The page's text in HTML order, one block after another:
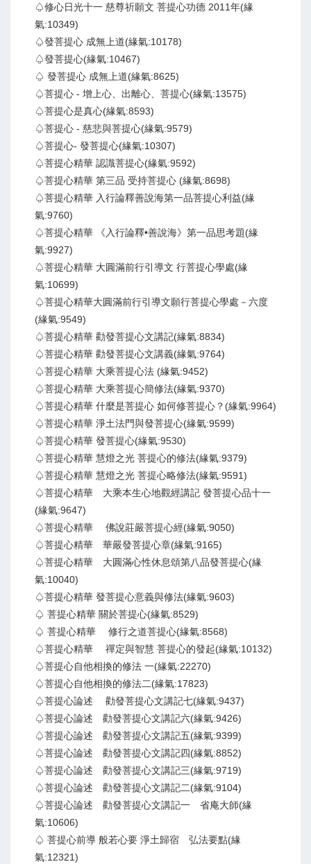
♤修心日光十一 慈尊祈願文 菩提心功德 2011年(緣
氣:10349)
♤發菩提心 成無上道(緣氣:10178)
♤發菩提心(緣氣:10467)
♤ 發菩提心 成無上道(緣氣:8625)
♤菩提心 - 增上心、出離心、菩提心(緣氣:13575)
♤菩提心是真心(緣氣:8593)
♤菩提心 - 慈悲與菩提心(緣氣:9579)
♤菩提心- 發菩提心(緣氣:10307)
♤菩提心精華 認識菩提心(緣氣:9592)
♤菩提心精華 第三品 受持菩提心 (緣氣:8698)
♤菩提心精華 入行論釋善說海第一品菩提心利益(緣
氣:9760)
♤菩提心精華 《入行論釋•善說海》第一品思考題(緣
氣:9927)
♤菩提心精華 大圓滿前行引導文 行菩提心學處(緣
氣:10699)
♤菩提心精華大圓滿前行引導文願行菩提心學處－六度
(緣氣:9549)
♤菩提心精華 勸發菩提心文講記(緣氣:8834)
♤菩提心精華 勸發菩提心文講義(緣氣:9764)
♤菩提心精華 大乘菩提心法 (緣氣:9452)
♤菩提心精華 大乘菩提心簡修法(緣氣:9370)
♤菩提心精華 什麼是菩提心 如何修菩提心？(緣氣:9964)
♤菩提心精華 淨土法門與發菩提心(緣氣:9599)
♤菩提心精華 發菩提心(緣氣:9530)
♤菩提心精華 慧燈之光 菩提心的修法(緣氣:9379)
♤菩提心精華 慧燈之光 菩提心略修法(緣氣:9591)
♤菩提心精華 大乘本生心地觀經講記 發菩提心品十一
(緣氣:9647)
♤菩提心精華 佛說莊嚴菩提心經(緣氣:9050)
♤菩提心精華 華嚴發菩提心章(緣氣:9165)
♤菩提心精華 大圓滿心性休息頌第八品發菩提心(緣
氣:10040)
♤菩提心精華 發菩提心意義與修法(緣氣:9603)
♤ 菩提心精華 關於菩提心(緣氣:8529)
♤ 菩提心精華 修行之道菩提心(緣氣:8568)
♤菩提心精華 禪定與智慧 菩提心的發起(緣氣:10132)
♤菩提心自他相換的修法 一(緣氣:22270)
♤菩提心自他相換的修法二(緣氣:17823)
♤菩提心論述 勸發菩提心文講記七(緣氣:9437)
♤菩提心論述 勸發菩提心文講記六(緣氣:9426)
♤菩提心論述 勸發菩提心文講記五(緣氣:9399)
♤菩提心論述 勸發菩提心文講記四(緣氣:8852)
♤菩提心論述 勸發菩提心文講記三(緣氣:9719)
♤菩提心論述 勸發菩提心文講記二(緣氣:9104)
♤菩提心論述 勸發菩提心文講記一 省庵大師(緣
氣:10606)
♤ 菩提心前導 般若心要 淨土歸宿 弘法要點(緣
氣:12321)